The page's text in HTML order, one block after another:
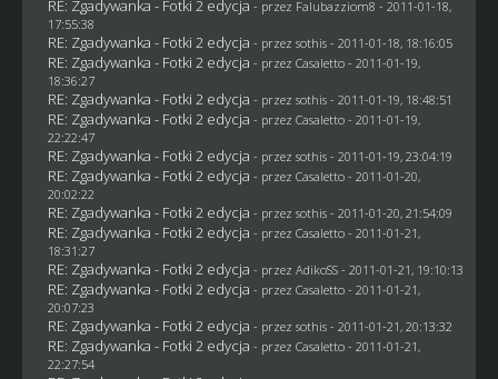
RE: Zgadywanka - Fotki 2 edycja - przez Falubazziom8 - 2011-01-18,
17:55:38
RE: Zgadywanka - Fotki 2 edycja - przez sothis- 2011-01-18, 18:16:05
RE: Zgadywanka - Fotki 2 edycja - przez Casaletto- 2011-01-19,
18:36:27
RE: Zgadywanka - Fotki 2 edycja - przez sothis- 2011-01-19, 18:48:51
RE: Zgadywanka - Fotki 2 edycja - przez Casaletto- 2011-01-19,
22:22:47
RE: Zgadywanka - Fotki 2 edycja - przez sothis- 2011-01-19, 23:04:19
RE: Zgadywanka - Fotki 2 edycja - przez Casaletto- 2011-01-20,
20:02:22
RE: Zgadywanka - Fotki 2 edycja - przez sothis- 2011-01-20, 21:54:09
RE: Zgadywanka - Fotki 2 edycja - przez Casaletto- 2011-01-21,
18:31:27
RE: Zgadywanka - Fotki 2 edycja - przez AdikoSS - 2011-01-21, 19:10:13
RE: Zgadywanka - Fotki 2 edycja - przez Casaletto- 2011-01-21,
20:07:23
RE: Zgadywanka - Fotki 2 edycja - przez sothis- 2011-01-21, 20:13:32
RE: Zgadywanka - Fotki 2 edycja - przez Casaletto- 2011-01-21,
22:27:54